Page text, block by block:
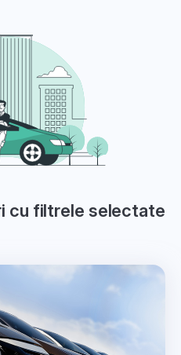
cu filtrele selectate